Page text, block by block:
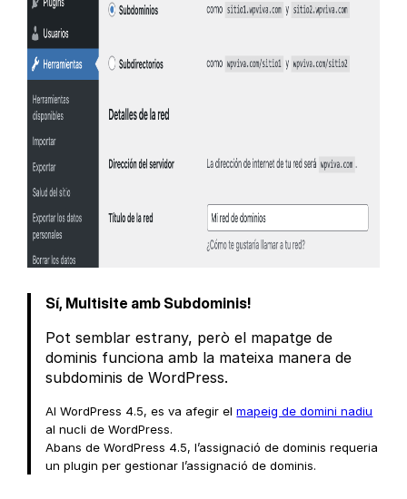
Sí, Multisite amb Subdominis!
Pot semblar estrany, però el mapatge de
dominis funciona amb la mateixa manera de
subdominis de WordPress.
Al WordPress 4.5, es va afegir elmapeig de domini nadiu
al nucli de WordPress.
Abans de WordPress 4.5, l’assignació de dominis requeria
un plugin per gestionar l’assignació de dominis.